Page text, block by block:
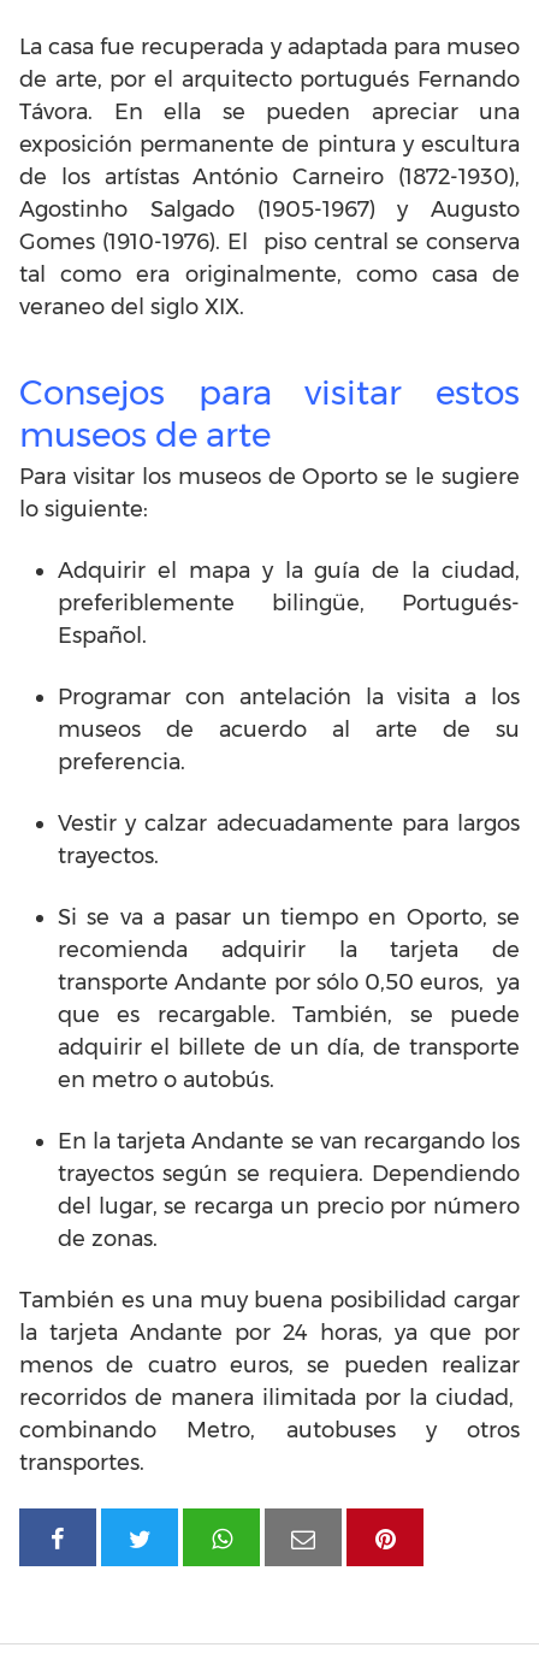
La casa fue recuperada y adaptada para museo
de arte, por el arquitecto portugués Fernando
Távora. En ella se pueden apreciar una
exposición permanente de pintura y escultura
de los artístas António Carneiro (1872-1930),
Agostinho Salgado (1905-1967) y Augusto
Gomes (1910-1976). El piso central se conserva
tal como era originalmente, como casa de
veraneo del siglo XIX.
Consejos para visitar estos
museos de arte
Para visitar los museos de Oporto se le sugiere
lo siguiente:
Adquirir el mapa y la guía de la ciudad,
preferiblemente bilingüe, Portugués-
Español.
Programar con antelación la visita a los
museos de acuerdo al arte de su
preferencia.
Vestir y calzar adecuadamente para largos
trayectos.
Si se va a pasar un tiempo en Oporto, se
recomienda adquirir la tarjeta de
transporte Andante por sólo 0,50 euros, ya
que es recargable. También, se puede
adquirir el billete de un día, de transporte
en metro o autobús.
En la tarjeta Andante se van recargando los
trayectos según se requiera. Dependiendo
del lugar, se recarga un precio por número
de zonas.
También es una muy buena posibilidad cargar
la tarjeta Andante por 24 horas, ya que por
menos de cuatro euros, se pueden realizar
recorridos de manera ilimitada por la ciudad,
combinando Metro, autobuses y otros
transportes.